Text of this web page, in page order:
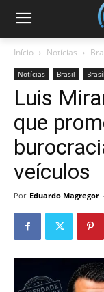
Início Notícias
Notícias Brasil
Luis
que
veículos
Por Eduardo Magregor